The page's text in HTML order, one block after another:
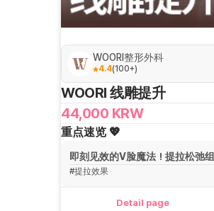
WOORI整形外科
4.4(100+)
WOORI 线雕提升
44,000 KRW
重点速览 💖
即刻见效的V脸魔法！提拉松弛
#提拉效果
Detail page